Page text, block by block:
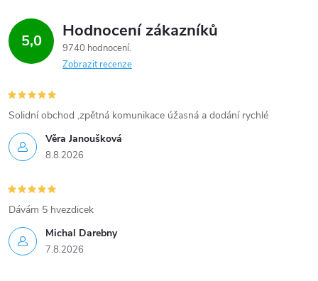
5,0 Hodnocení zákazníků
9740 hodnocení
Zobrazit recenze
Věra Janoušková
8.8.2026
Solidní obchod ,zpětná komunikace úžasná a dodání rychlé
Michal Darebny
7.8.2026
Dávám 5 hvezdicek